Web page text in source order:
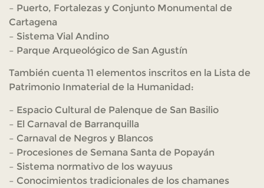
– Puerto, Fortalezas y Conjunto Monumental de
Cartagena
– Sistema Vial Andino
– Parque Arqueológico de San Agustín
También cuenta 11 elementos inscritos en la Lista de
Patrimonio Inmaterial de la Humanidad:
– Espacio Cultural de Palenque de San Basilio
– El Carnaval de Barranquilla
– Carnaval de Negros y Blancos
– Procesiones de Semana Santa de Popayán
– Sistema normativo de los wayuus
– Conocimientos tradicionales de los chamanes